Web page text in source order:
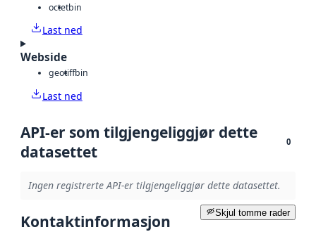
octetbin
Last ned
Webside
geotiffbin
Last ned
API-er som tilgjengeliggjør dette
datasettet
0
Ingen registrerte API-er tilgjengeliggjør dette datasettet.
Skjul tomme rader
Kontaktinformasjon